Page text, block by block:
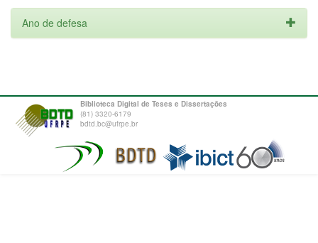
Ano de defesa
Biblioteca Digital de Teses e Dissertações
(81) 3320-6179
bdtd.bc@ufrpe.br